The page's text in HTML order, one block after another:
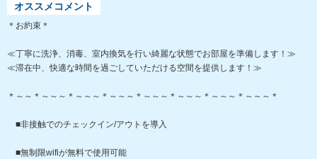
オススメコメント
＊お約束＊
≪丁寧に洗浄、消毒、室内換気を行い綺麗な状態でお部屋を準備します！≫
≪滞在中、快適な時間を過ごしていただける空間を提供します！≫
＊～～＊～～～＊～～～＊～～～＊～～～＊～～～＊～～～＊～～～＊
■非接触でのチェックイン/アウトを導入
■無制限wifiが無料で使用可能